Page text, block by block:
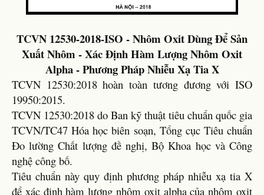
TCVN 12530-2018-ISO - Nhôm Oxit Dùng Để Sản
Xuất Nhôm - Xác Định Hàm Lượng Nhôm Oxit
Alpha - Phương Pháp Nhiễu Xạ Tia X
TCVN 12530:2018 hoàn toàn tương đương với ISO
19950:2015.
TCVN 12530:2018 do Ban kỹ thuật tiêu chuẩn quốc gia
TCVN/TC47 Hóa học biên soạn, Tổng cục Tiêu chuẩn
Đo lường Chất lượng đề nghị, Bộ Khoa học và Công
nghệ công bố.
Tiêu chuẩn này quy định phương pháp nhiễu xạ tia X
để xác định hàm lượng nhôm oxit alpha của nhôm oxit